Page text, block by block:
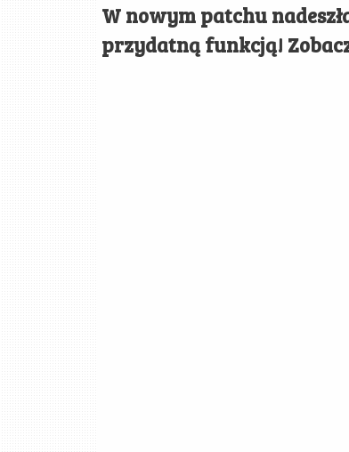
W nowym patchu
przydatną funkcją!